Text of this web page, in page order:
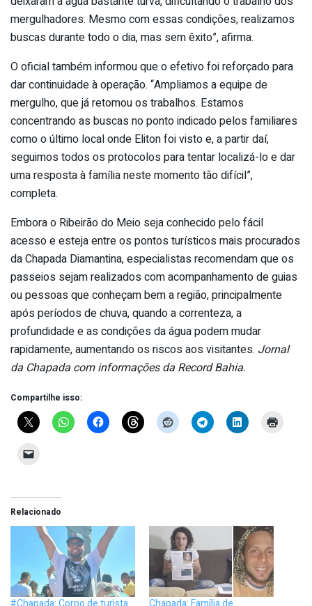
mergulhadores. Mesmo com essas condições, realizamos
buscas durante todo o dia, mas sem êxito”, afirma.
O oficial também informou que o efetivo foi reforçado para
dar continuidade à operação. “Ampliamos a equipe de
mergulho, que já retomou os trabalhos. Estamos
concentrando as buscas no ponto indicado pelos familiares
como o último local onde Eliton foi visto e, a partir daí,
seguimos todos os protocolos para tentar localizá-lo e dar
uma resposta à família neste momento tão difícil”,
completa.
Embora o Ribeirão do Meio seja conhecido pelo fácil
acesso e esteja entre os pontos turísticos mais procurados
da Chapada Diamantina, especialistas recomendam que os
passeios sejam realizados com acompanhamento de guias
ou pessoas que conheçam bem a região, principalmente
após períodos de chuva, quando a correnteza, a
profundidade e as condições da água podem mudar
rapidamente, aumentando os riscos aos visitantes. Jornal
da Chapada com informações da Record Bahia.
Compartilhe isso:
Relacionado